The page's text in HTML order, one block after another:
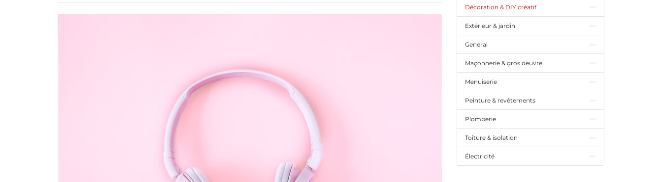
Décoration & DIY créatif
Extérieur & jardin
General
Maçonnerie & gros oeuvre
Menuiserie
Peinture & revêtements
Plomberie
Toiture & isolation
Électricité